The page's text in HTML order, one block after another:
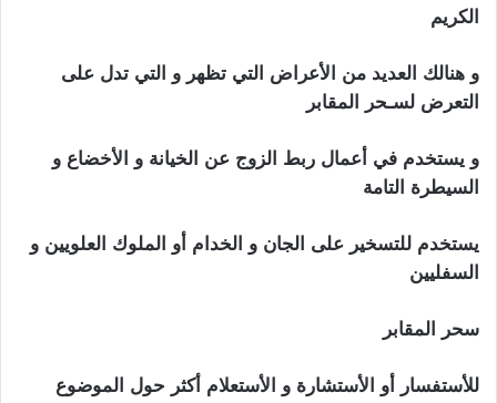
الكريم
و هنالك العديد من الأعراض التي تظهر و التي تدل على
التعرض لسـحر المقابر
و يستخدم في أعمال ربط الزوج عن الخيانة و الأخضاع و
السيطرة التامة
يستخدم للتسخير على الجان و الخدام أو الملوك العلويين و
السفليين
سحر المقابر
للأستفسار أو الأستشارة و الأستعلام أكثر حول الموضوع